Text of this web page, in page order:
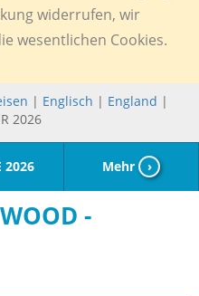
widerrufen, wir
wesentlichen Cookies.
| Englisch | England |
2026
2026 Mehr ›
-